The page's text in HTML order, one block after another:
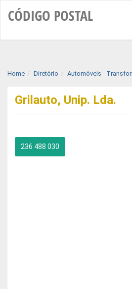
CÓDIGO POSTAL
Home Diretório Automóveis -
Grilauto, Unip. Lda.
236 488 030